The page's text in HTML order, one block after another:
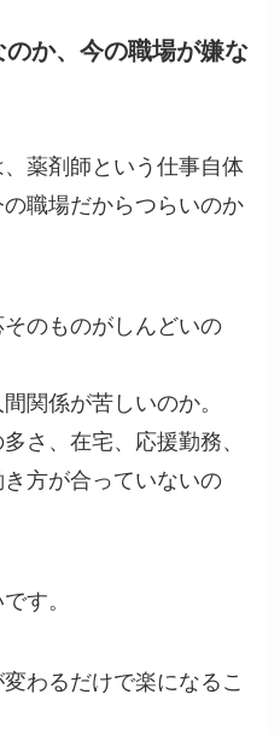
か、今の職場が嫌な
薬剤師という仕事自体
職場だからつらいのか
のものがしんどいの
関係が苦しいのか。
さ、在宅、応援勤務、
方が合っていないの
す。
わるだけで楽になるこ